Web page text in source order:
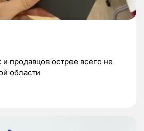
продавцов острее всего не
области